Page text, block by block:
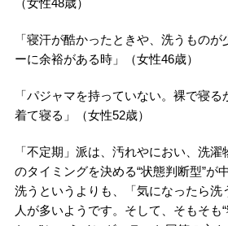
「寝汗が酷かったときや、洗うもの
ーに余裕がある時」（女性46歳）
「パジャマを持っていない。裸で寝
着て寝る」（女性52歳）
「不定期」派は、汚れやにおい、洗
のタイミングを決める“状態判断型”が
洗うというよりも、「気になったら洗
人が多いようです。そして、そもそも